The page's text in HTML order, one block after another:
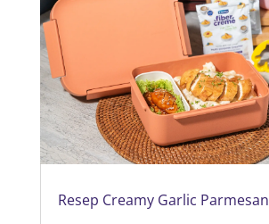
Resep Creamy Garlic Parmesan